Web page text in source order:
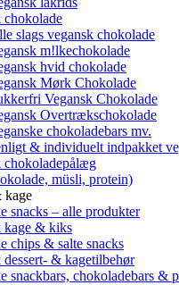
chokolade
slags vegansk chokolade
m!lkechokolade
hvid chokolade
Mørk Chokolade
Vegansk Chokolade
Overtrækschokolade
chokoladebars mv.
& individuelt indpakket
chokoladepålæg
müsli, protein)
kage
snacks – alle produkter
kage & kiks
chips & salte snacks
dessert- & kagetilbehør
snackbars, chokoladebars &